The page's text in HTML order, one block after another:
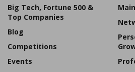
Big Tech, Fortune 500 &
Top Companies
Blog
Competitions
Events